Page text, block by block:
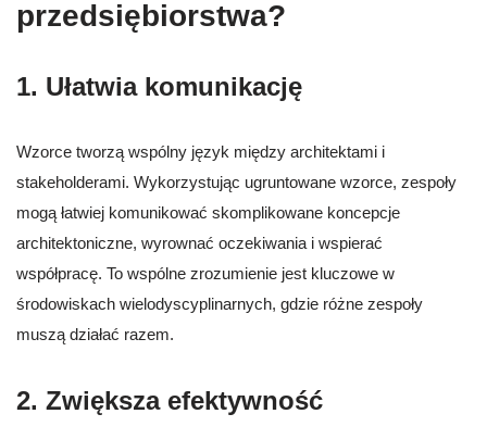
przedsiębiorstwa?
1. Ułatwia komunikację
Wzorce tworzą wspólny język między architektami i
stakeholderami. Wykorzystując ugruntowane wzorce, zespoły
mogą łatwiej komunikować skomplikowane koncepcje
architektoniczne, wyrownać oczekiwania i wspierać
współpracę. To wspólne zrozumienie jest kluczowe w
środowiskach wielodyscyplinarnych, gdzie różne zespoły
muszą działać razem.
2. Zwiększa efektywność